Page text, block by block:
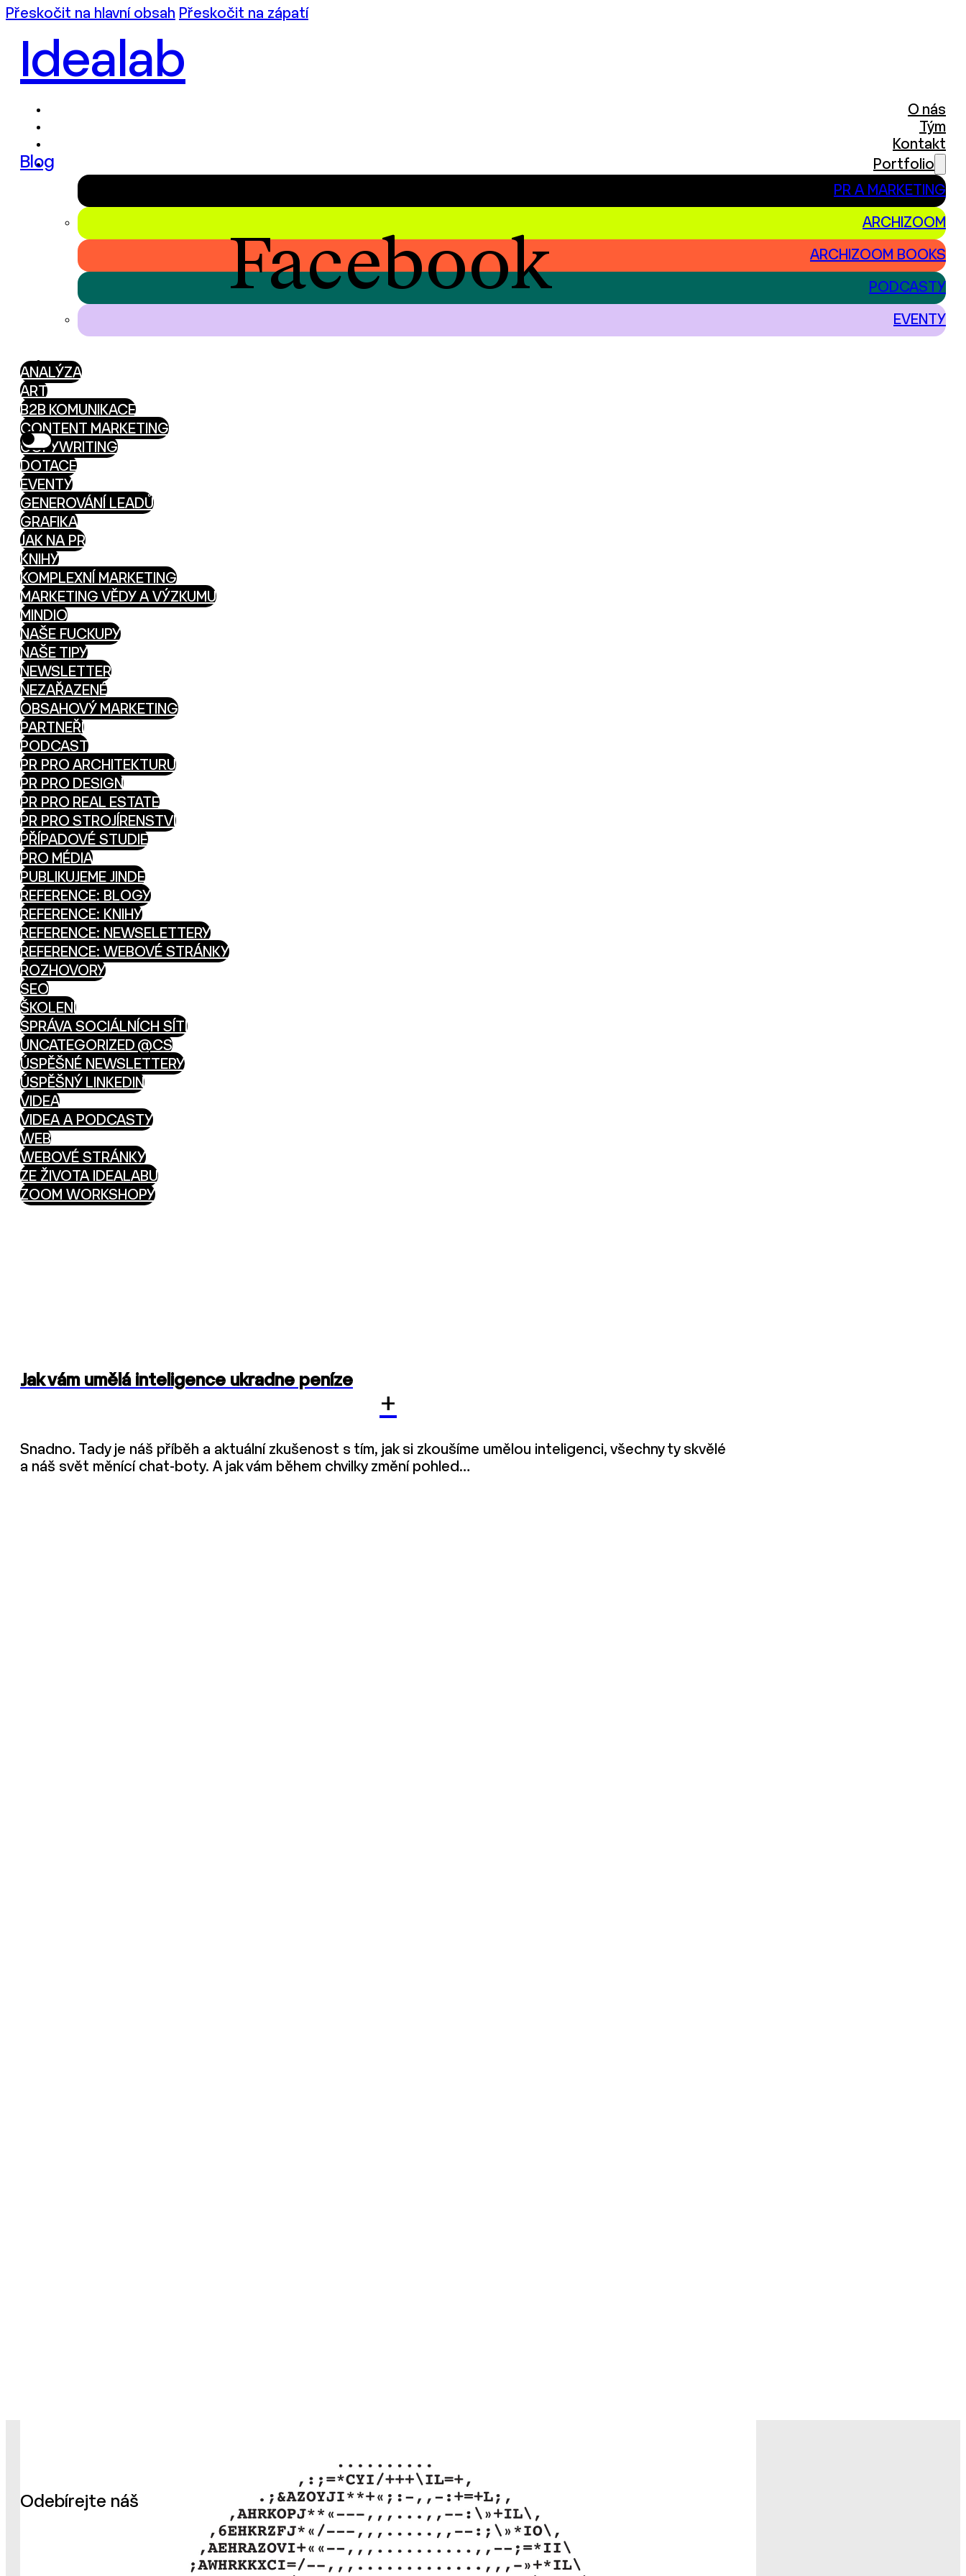
Přeskočit na hlavní obsah Přeskočit na zápatí
Idealab
O nás
Tým
Kontakt
Portfolio
PR A MARKETING
ARCHIZOOM
ARCHIZOOM BOOKS
PODCASTY
EVENTY
Blog
Facebook
ANALÝZA
ART
B2B KOMUNIKACE
CONTENT MARKETING
COPYWRITING
DOTACE
EVENTY
GENEROVÁNÍ LEADŮ
GRAFIKA
JAK NA PR
KNIHY
KOMPLEXNÍ MARKETING
MARKETING VĚDY A VÝZKUMU
MINDIO
NAŠE FUCKUPY
NAŠE TIPY
NEWSLETTER
NEZAŘAZENÉ
OBSAHOVÝ MARKETING
PARTNEŘI
PODCAST
PR PRO ARCHITEKTURU
PR PRO DESIGN
PR PRO REAL ESTATE
PR PRO STROJÍRENSTVÍ
PŘÍPADOVÉ STUDIE
PRO MÉDIA
PUBLIKUJEME JINDE
REFERENCE: BLOGY
REFERENCE: KNIHY
REFERENCE: NEWSELETTERY
REFERENCE: WEBOVÉ STRÁNKY
ROZHOVORY
SEO
ŠKOLENÍ
SPRÁVA SOCIÁLNÍCH SÍTÍ
UNCATEGORIZED @CS
ÚSPĚŠNÉ NEWSLETTERY
ÚSPĚŠNÝ LINKEDIN
VIDEA
VIDEA A PODCASTY
WEB
WEBOVÉ STRÁNKY
ZE ŽIVOTA IDEALABU
ZOOM WORKSHOPY
Jak vám umělá inteligence ukradne peníze
+
Snadno. Tady je náš příběh a aktuální zkušenost s tím, jak si zkoušíme umělou inteligenci, všechny ty skvělé
a náš svět měnící chat-boty. A jak vám během chvilky změní pohled…
Odebírejte náš